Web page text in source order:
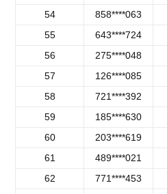
54
858****063
55
643****724
56
275****048
57
126****085
58
721****392
59
185****630
60
203****619
61
489****021
62
771****453